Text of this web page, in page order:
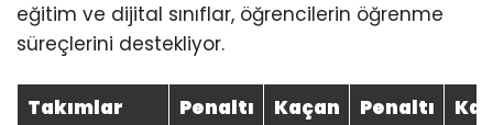
eğitim ve dijital sınıflar, öğrencilerin öğrenme
süreçlerini destekliyor.
Takımlar Penaltı Kaçan Penaltı